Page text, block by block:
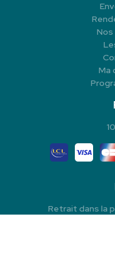
Ma
Retrait dans la